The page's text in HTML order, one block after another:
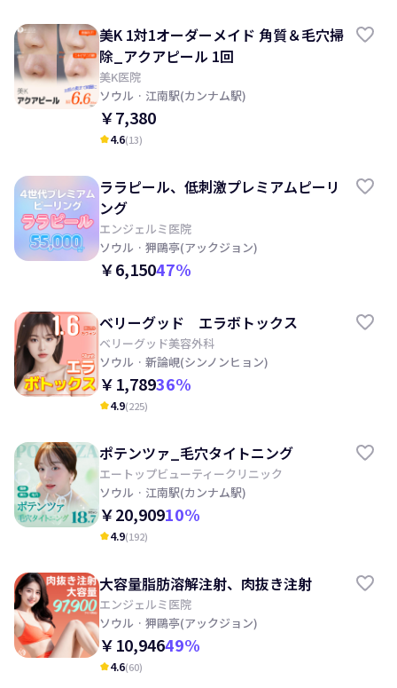
美K 1対1オーダーメイド 角質＆毛穴掃
除_アクアピール 1回
美K医院
ソウル · 江南駅(カンナム駅)
￥7,380
kid_star4.6(13)
ララピール、低刺激プレミアムピーリ
ング
エンジェルミ医院
ソウル · 狎鷗亭(アックジョン)
￥6,15047%
ベリーグッド エラボトックス
ベリーグッド美容外科
ソウル · 新論峴(シンノンヒョン)
￥1,78936%
kid_star4.9(225)
ポテンツァ_毛穴タイトニング
エートップビューティークリニック
ソウル · 江南駅(カンナム駅)
￥20,90910%
kid_star4.9(192)
大容量脂肪溶解注射、肉抜き注射
エンジェルミ医院
ソウル · 狎鷗亭(アックジョン)
￥10,94649%
kid_star4.6(60)